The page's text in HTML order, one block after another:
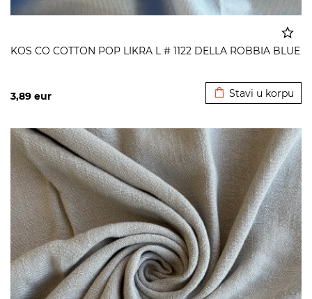
KOS CO COTTON POP LIKRA L # 1122 DELLA ROBBIA BLUE
3,89 eur Stavi u korpu